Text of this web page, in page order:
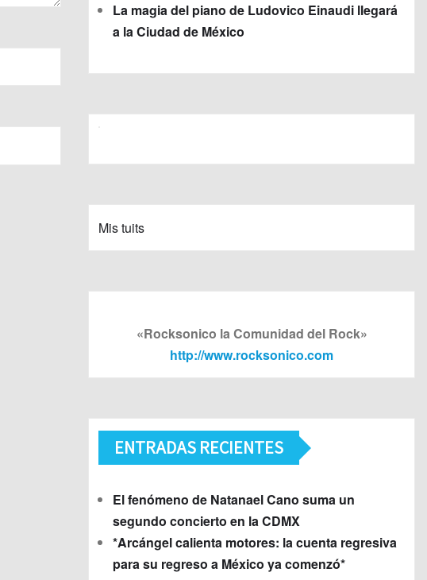
La magia del piano de Ludovico Einaudi llegará
a la Ciudad de México
Mis tuits
«Rocksonico la Comunidad del Rock»
http://www.rocksonico.com
ENTRADAS RECIENTES
El fenómeno de Natanael Cano suma un
segundo concierto en la CDMX
*Arcángel calienta motores: la cuenta regresiva
para su regreso a México ya comenzó*